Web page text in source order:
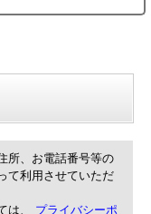
所、お電話番号等の
て利用させていただ
は、 プライバシーポ